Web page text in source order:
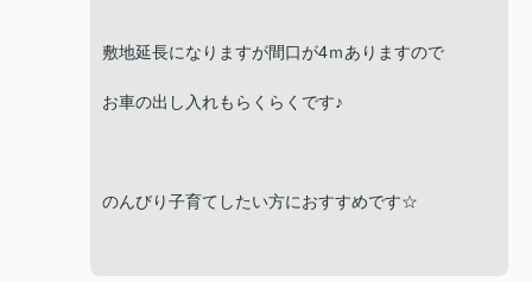
敷地延長になりますが間口が4ｍありますので
お車の出し入れもらくらくです♪
のんびり子育てしたい方におすすめです☆